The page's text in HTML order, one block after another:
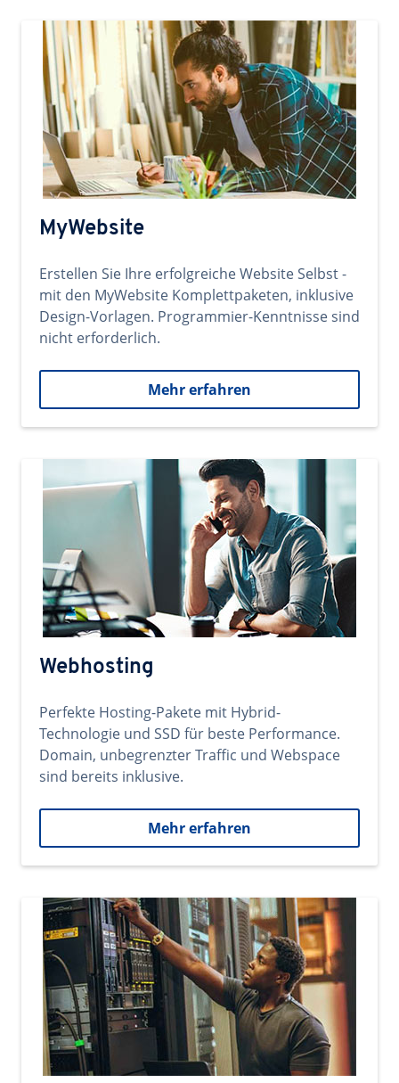
MyWebsite
Erstellen Sie Ihre erfolgreiche Website Selbst -
mit den MyWebsite Komplettpaketen, inklusive
Design-Vorlagen. Programmier-Kenntnisse sind
nicht erforderlich.
Mehr erfahren
Webhosting
Perfekte Hosting-Pakete mit Hybrid-
Technologie und SSD für beste Performance.
Domain, unbegrenzter Traffic und Webspace
sind bereits inklusive.
Mehr erfahren